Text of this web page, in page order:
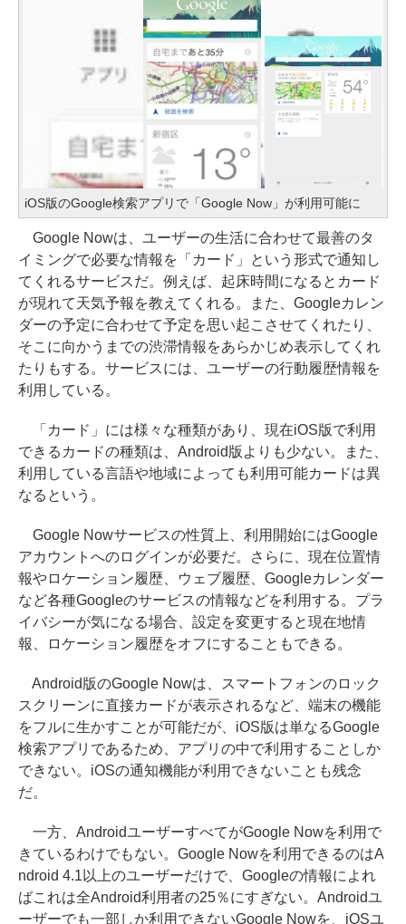
iOS版のGoogle検索アプリで「Google Now」が利用可能に
Google Nowは、ユーザーの生活に合わせて最善のタ
イミングで必要な情報を「カード」という形式で通知し
てくれるサービスだ。例えば、起床時間になるとカード
が現れて天気予報を教えてくれる。また、Googleカレン
ダーの予定に合わせて予定を思い起こさせてくれたり、
そこに向かうまでの渋滞情報をあらかじめ表示してくれ
たりもする。サービスには、ユーザーの行動履歴情報を
利用している。
「カード」には様々な種類があり、現在iOS版で利用
できるカードの種類は、Android版よりも少ない。また、
利用している言語や地域によっても利用可能カードは異
なるという。
Google Nowサービスの性質上、利用開始にはGoogle
アカウントへのログインが必要だ。さらに、現在位置情
報やロケーション履歴、ウェブ履歴、Googleカレンダー
など各種Googleのサービスの情報などを利用する。プラ
イバシーが気になる場合、設定を変更すると現在地情
報、ロケーション履歴をオフにすることもできる。
Android版のGoogle Nowは、スマートフォンのロック
スクリーンに直接カードが表示されるなど、端末の機能
をフルに生かすことが可能だが、iOS版は単なるGoogle
検索アプリであるため、アプリの中で利用することしか
できない。iOSの通知機能が利用できないことも残念
だ。
一方、AndroidユーザーすべてがGoogle Nowを利用で
きているわけでもない。Google Nowを利用できるのはA
ndroid 4.1以上のユーザーだけで、Googleの情報によれ
ばこれは全Android利用者の25％にすぎない。Androidユ
ーザーでも一部しか利用できないGoogle Nowを、iOSユ